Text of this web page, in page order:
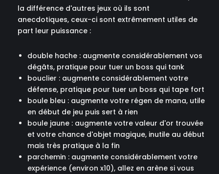
la différence d'autres jeux où ils sont
anecdotiques, ceux-ci sont extrêmement utiles de
part leur puissance :
double hache : augmente considérablement vos
dégâts, pratique pour tuer un boss qui tank
bouclier : augmente considérablement votre
défense, pratique pour tuer un boss qui tape fort
boule bleu : augmente votre régen de mana, utile
en début de jeu puis sert à rien
boule jaune : augmente votre valeur d'or trouvée
et votre chance d'objet magique, inutile au début
mais très pratique à la fin
parchemin : augmente considérablement votre
expérience (environ x10), allez en arène si vous